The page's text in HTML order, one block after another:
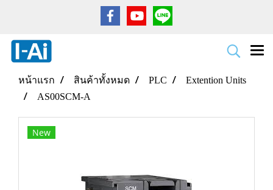
หน้าแรก สินค้าทั้งหมด PLC
Extention Units
AS00SCM-A
New